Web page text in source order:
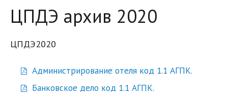
ЦПДЭ архив 2020
ЦПДЭ2020
Администрирование отеля код 1.1 АГПК.
Банковское дело код 1.1 АГПК.